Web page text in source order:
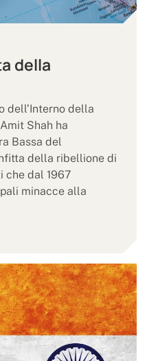
della
dell’Interno della
Shah ha
Bassa del
della ribellione di
che dal 1967
minacce alla